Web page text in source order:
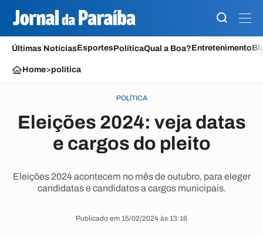
Últimas NotíciasEsportesPolíticaQual a Boa?Entretenimento
Home>política
POLÍTICA
Eleições 2024: veja datas
e cargos do pleito
Eleições 2024 acontecem no mês de outubro, para eleger
candidatas e candidatos a cargos municipais.
Publicado em 15/02/2024 às 13:16